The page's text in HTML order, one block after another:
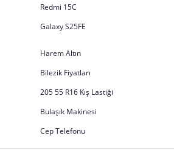
Redmi 15C
Galaxy S25FE
Harem Altın
Bilezik Fiyatları
205 55 R16 Kış Lastiği
Bulaşık Makinesi
Cep Telefonu